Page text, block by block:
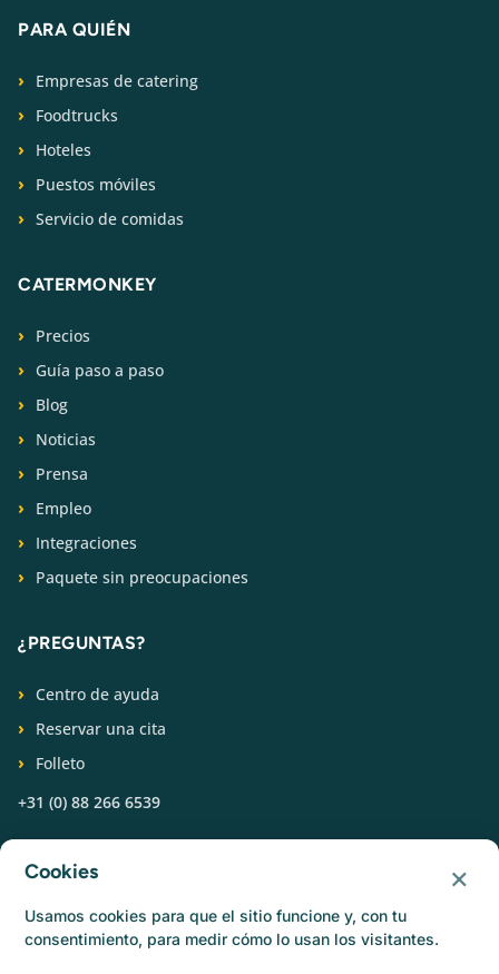
PARA QUIÉN
Empresas de catering
Foodtrucks
Hoteles
Puestos móviles
Servicio de comidas
CATERMONKEY
Precios
Guía paso a paso
Blog
Noticias
Prensa
Empleo
Integraciones
Paquete sin preocupaciones
¿PREGUNTAS?
Centro de ayuda
Reservar una cita
Folleto
+31 (0) 88 266 6539
Cookies ×
Usamos cookies para que el sitio funcione y, con tu
consentimiento, para medir cómo lo usan los visitantes.